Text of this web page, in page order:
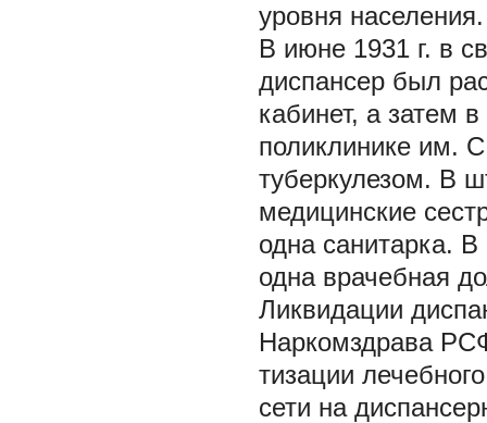
уровня населения.
В июне 1931 г. в
диспансер был
кабинет, а затем
поликлинике им.
туберкулезом. В
медицинские
одна санитарка.
одна врачебная
Ликвидации
Наркомздрава
тизации
сети на